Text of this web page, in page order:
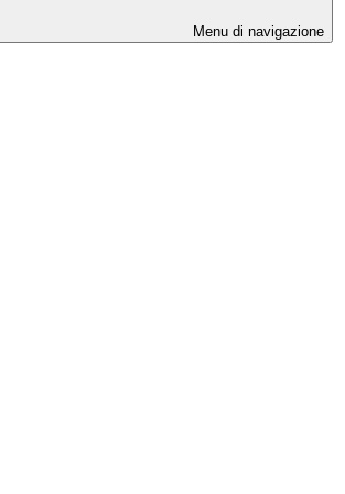
Menu di navigazione